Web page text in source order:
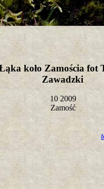
koło Zamościa fot
Zawadzki
10 2009
Zamość